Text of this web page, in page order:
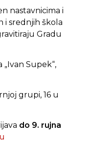
nastavnicima i
i srednjih škola
Gradu
„Ivan Supek“,
grupi, 16 u
do 9. rujna